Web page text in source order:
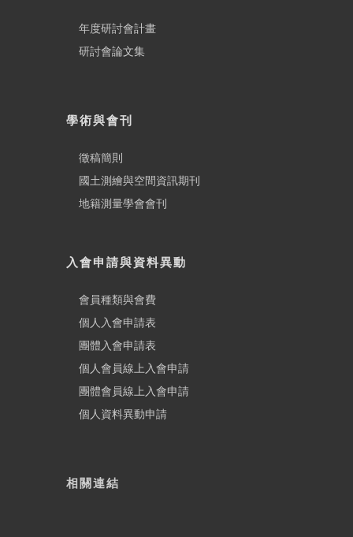
年度研討會計畫
研討會論文集
學術與會刊
徵稿簡則
國土測繪與空間資訊期刊
地籍測量學會會刊
入會申請與資料異動
會員種類與會費
個人入會申請表
團體入會申請表
個人會員線上入會申請
團體會員線上入會申請
個人資料異動申請
相關連結